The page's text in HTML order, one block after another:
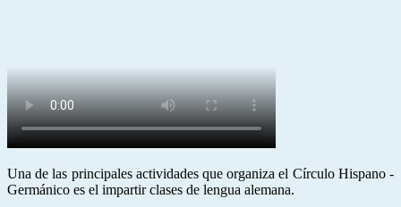
Una de las principales actividades que organiza el Círculo Hispano -
Germánico es el impartir clases de lengua alemana.